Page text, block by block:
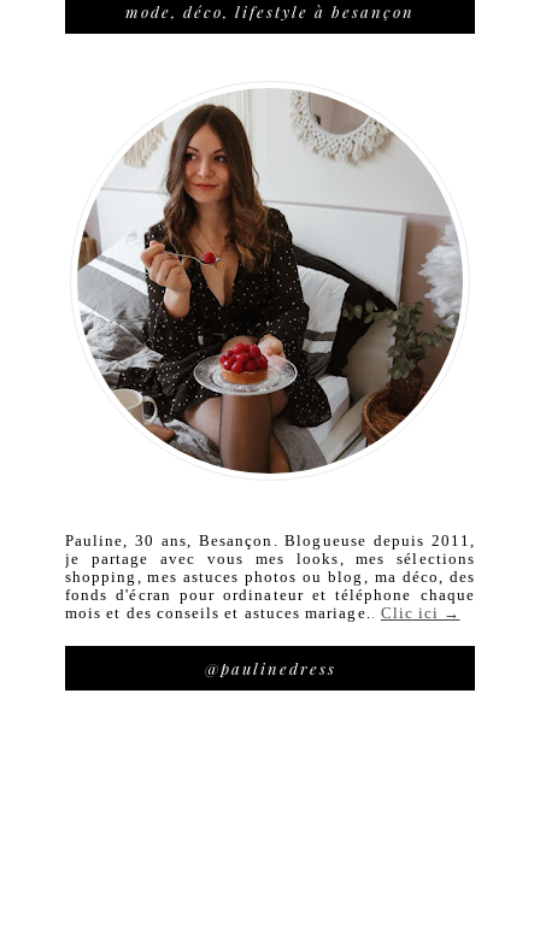
mode, déco, lifestyle à besançon
Pauline, 30 ans, Besançon. Blogueuse depuis 2011,
je partage avec vous mes looks, mes sélections
shopping, mes astuces photos ou blog, ma déco, des
fonds d'écran pour ordinateur et téléphone chaque
mois et des conseils et astuces mariage.. Clic ici →
@paulinedress